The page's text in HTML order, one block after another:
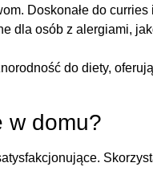
Doskonałe do curries
dla osób z alergiami,
do diety,
w domu?